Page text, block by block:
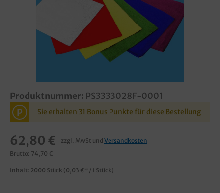
Produktnummer: PS3333028F-0001
P Sie erhalten 31 Bonus Punkte für diese Bestellung
62,80 € zzgl. MwSt und Versandkosten
Brutto: 74,70 €
Inhalt: 2000 Stück (0,03 €* / 1 Stück)